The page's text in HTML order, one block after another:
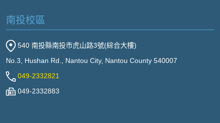
南投校區
540 南投縣南投市虎山路3號(綜合大樓)
No.3, Hushan Rd., Nantou City, Nantou County 540007
049-2332821
049-2332883